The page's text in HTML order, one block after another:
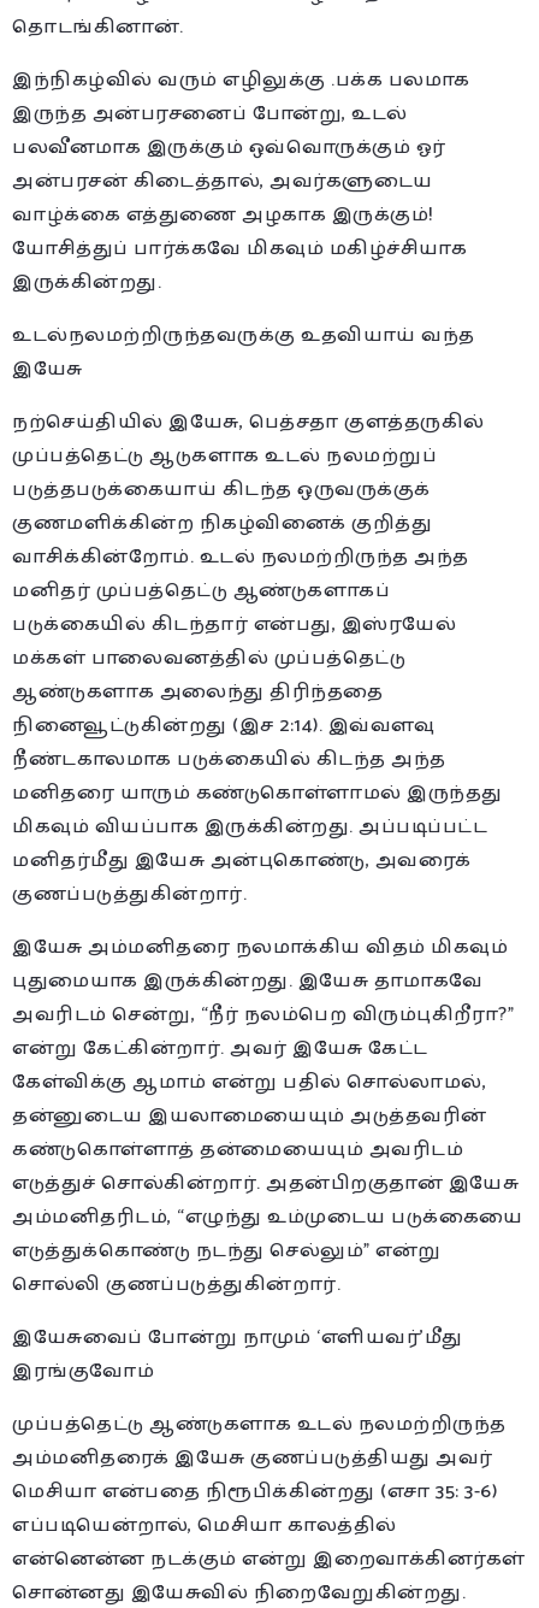
தொடங்கினான்.
இந்நிகழ்வில் வரும் எழிலுக்கு .பக்க பலமாக
இருந்த அன்பரசனைப் போன்று, உடல்
பலவீனமாக இருக்கும் ஒவ்வொருக்கும் ஓர்
அன்பரசன் கிடைத்தால், அவர்களுடைய
வாழ்க்கை எத்துணை அழகாக இருக்கும்!
யோசித்துப் பார்க்கவே மிகவும் மகிழ்ச்சியாக
இருக்கின்றது.
உடல்நலமற்றிருந்தவருக்கு உதவியாய் வந்த
இயேசு
நற்செய்தியில் இயேசு, பெத்சதா குளத்தருகில்
முப்பத்தெட்டு ஆடுகளாக உடல் நலமற்றுப்
படுத்தபடுக்கையாய் கிடந்த ஒருவருக்குக்
குணமளிக்கின்ற நிகழ்வினைக் குறித்து
வாசிக்கின்றோம். உடல் நலமற்றிருந்த அந்த
மனிதர் முப்பத்தெட்டு ஆண்டுகளாகப்
படுக்கையில் கிடந்தார் என்பது, இஸ்ரயேல்
மக்கள் பாலைவனத்தில் முப்பத்தெட்டு
ஆண்டுகளாக அலைந்து திரிந்ததை
நினைவூட்டுகின்றது (இச 2:14). இவ்வளவு
நீண்டகாலமாக படுக்கையில் கிடந்த அந்த
மனிதரை யாரும் கண்டுகொள்ளாமல் இருந்தது
மிகவும் வியப்பாக இருக்கின்றது. அப்படிப்பட்ட
மனிதர்மீது இயேசு அன்புகொண்டு, அவரைக்
குணப்படுத்துகின்றார்.
இயேசு அம்மனிதரை நலமாக்கிய விதம் மிகவும்
புதுமையாக இருக்கின்றது. இயேசு தாமாகவே
அவரிடம் சென்று, “நீர் நலம்பெற விரும்புகிறீரா?”
என்று கேட்கின்றார். அவர் இயேசு கேட்ட
கேள்விக்கு ஆமாம் என்று பதில் சொல்லாமல்,
தன்னுடைய இயலாமையையும் அடுத்தவரின்
கண்டுகொள்ளாத் தன்மையையும் அவரிடம்
எடுத்துச் சொல்கின்றார். அதன்பிறகுதான் இயேசு
அம்மனிதரிடம், “எழுந்து உம்முடைய படுக்கையை
எடுத்துக்கொண்டு நடந்து செல்லும்” என்று
சொல்லி குணப்படுத்துகின்றார்.
இயேசுவைப் போன்று நாமும் ‘எளியவர்’மீது
இரங்குவோம்
முப்பத்தெட்டு ஆண்டுகளாக உடல் நலமற்றிருந்த
அம்மனிதரைக் இயேசு குணப்படுத்தியது அவர்
மெசியா என்பதை நிரூபிக்கின்றது (எசா 35: 3-6)
எப்படியென்றால், மெசியா காலத்தில்
என்னென்ன நடக்கும் என்று இறைவாக்கினர்கள்
சொன்னது இயேசுவில் நிறைவேறுகின்றது.